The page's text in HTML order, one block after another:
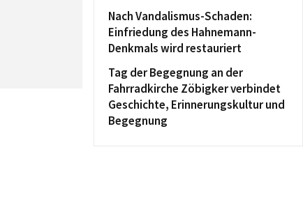
Nach Vandalismus-Schaden:
Einfriedung des Hahnemann-
Denkmals wird restauriert
Tag der Begegnung an der
Fahrradkirche Zöbigker verbindet
Geschichte, Erinnerungskultur und
Begegnung